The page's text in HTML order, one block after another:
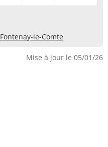
Fontenay-le-Comte
Mise à jour le 05/01/26